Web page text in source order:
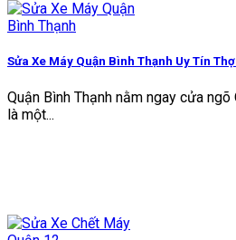
Sửa Xe Máy Quận Bình Thạnh Uy Tín
Quận Bình Thạnh nằm ngay cửa
là một...